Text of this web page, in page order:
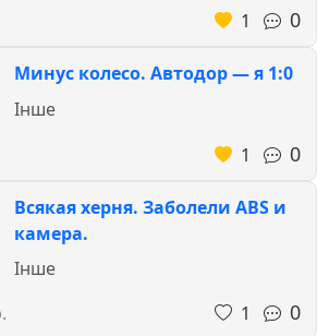
1
0
Минус колесо. Автодор — я 1:0
Інше
1
0
Всякая херня. Заболели ABS и
камера.
Інше
1
0